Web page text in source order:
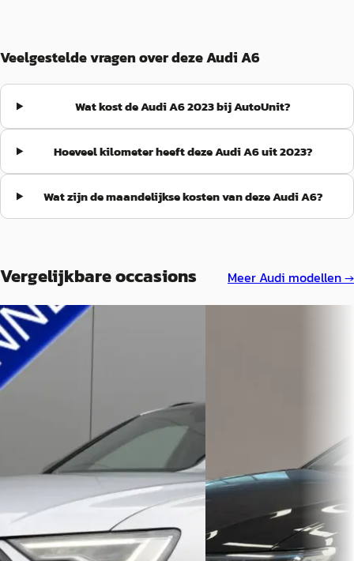
uiteindelijk elders voor een aanzienlijk hoger bedrag konden
verkopen. Toen we onze nieuwe auto gingen ophalen bij
Autounit was de ontvangst wederom vriendelijk en deskundig,
en bleek de accu volledig opgeladen. We zijn zeer tevreden over
Veelgestelde vragen over deze Audi A6
Wat kost de Audi A6 2023 bij AutoUnit?
Hoeveel kilometer heeft deze Audi A6 uit 2023?
Wat zijn de maandelijkse kosten van deze Audi A6?
Vergelijkbare occasions MeerAudi modellen →
E
Audi A6·2019
Avant 40 TDI quattro
Scherp geprijsd
2019 · 117.728 km · Hybride ·
Automaat
Bijlsma Auto's· Surhuisterveen
Scherp geprijsd
2019 · 103.681 km ·
Automaat